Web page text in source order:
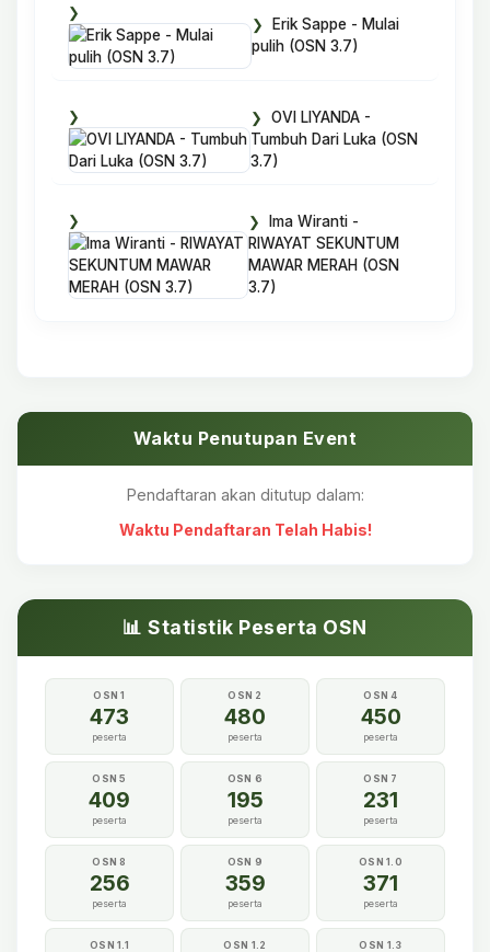
Erik Sappe - Mulai
pulih (OSN 3.7)
OVI LIYANDA -
Tumbuh Dari Luka (OSN
3.7)
Ima Wiranti -
RIWAYAT SEKUNTUM
MAWAR MERAH (OSN
3.7)
Waktu Penutupan Event
Pendaftaran akan ditutup dalam:
Waktu Pendaftaran Telah Habis!
📊 Statistik Peserta OSN
OSN 1
473
peserta
OSN 2
480
peserta
OSN 4
450
peserta
OSN 5
409
peserta
OSN 6
195
peserta
OSN 7
231
peserta
OSN 8
256
peserta
OSN 9
359
peserta
OSN 1.0
371
peserta
OSN 1.1 OSN 1.2 OSN 1.3